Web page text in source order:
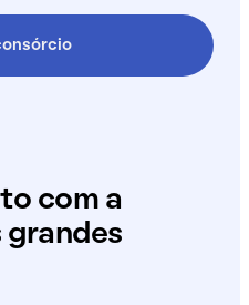
com a
grandes